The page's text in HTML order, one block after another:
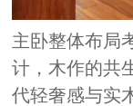
主卧整体布局
计，木作的共
代轻奢感与实